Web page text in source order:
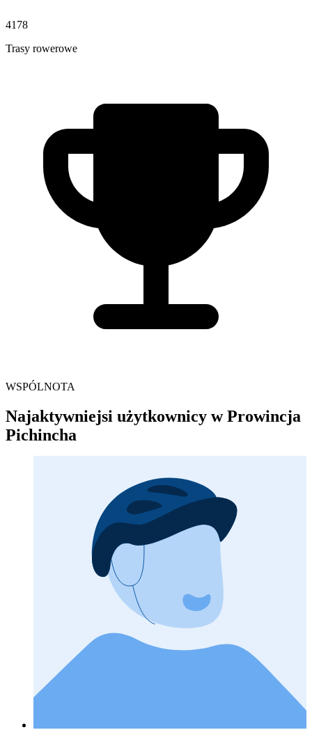
4178
Trasy rowerowe
WSPÓLNOTA
Najaktywniejsi użytkownicy w Prowincja
Pichincha